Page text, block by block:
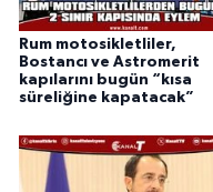
Rum motosikletliler,
Bostancı ve Astromerit
kapılarını bugün “kısa
süreliğine kapatacak”